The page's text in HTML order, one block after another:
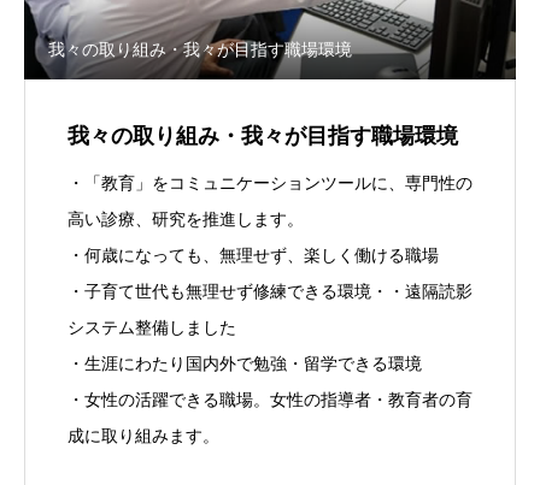
我々の取り組み・我々が目指す職場環境
我々の取り組み・我々が目指す職場環境
・「教育」をコミュニケーションツールに、専門性の
高い診療、研究を推進します。
・何歳になっても、無理せず、楽しく働ける職場
・子育て世代も無理せず修練できる環境・・遠隔読影
システム整備しました
・生涯にわたり国内外で勉強・留学できる環境
・女性の活躍できる職場。女性の指導者・教育者の育
成に取り組みます。